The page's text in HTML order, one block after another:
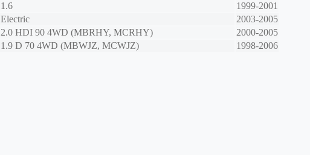
1.6
1999-2001
Electric
2003-2005
2.0 HDI 90 4WD (MBRHY, MCRHY)
2000-2005
1.9 D 70 4WD (MBWJZ, MCWJZ)
1998-2006